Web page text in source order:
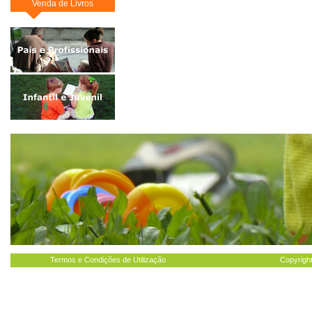
Venda de Livros
Termos e Condições de Utilização